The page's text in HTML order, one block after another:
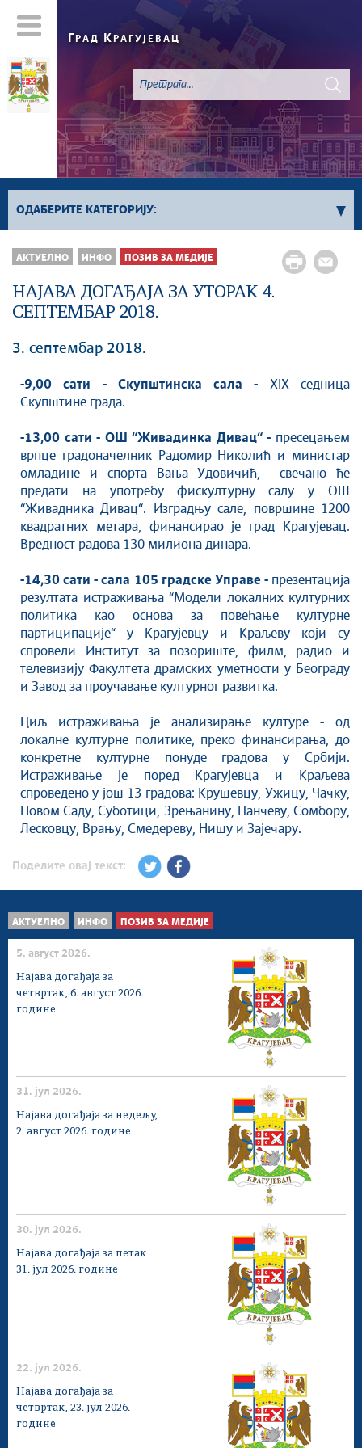
Г РАД К РАГУЈЕВАЦ
ОДАБЕРИТЕ КАТЕГОРИЈУ:
Све вести
Сервисне Информације
Генерално
Односи са јавношћу
Здравство
Социјална заштита
Спорт
Седнице Градског већа
Седнице Скупштине
Туризам
Крагујевац - Град у парку
Екологија
Млади у локалној самоуправи
НВО
Међународна сарадња
Позив за медије
Избори
Октобарске свечаности
Савет за координацију послова безбедности
саобраћаја
Људска и мањинска права
АКТУЕЛНО ИНФО ПОЗИВ ЗА МЕДИЈЕ
НАЈАВА ДОГАЂАЈА ЗА УТОРАК 4.
СЕПТЕМБАР 2018.
3. септембар 2018.
-9,00 сати - Скупштинска сала - XIX седница
Скупштине града.
-13,00 сати - ОШ “Живадинка Дивац“ - пресецањем
врпце градоначелник Радомир Николић и министар
омладине и спорта Вања Удовичић, свечано ће
предати на употребу фискултурну салу у ОШ
“Живадника Дивац“. Изградњу сале, површине 1200
квадратних метара, финансирао је град Крагујевац.
Вредност радова 130 милиона динара.
-14,30 сати - сала 105 градске Управе - презентација
резултата истраживања “Модели локалних културних
политика као основа за повећање културне
партиципације“ у Крагујевцу и Краљеву који су
спровели Институт за позориште, филм, радио и
телевизију Факултета драмских уметности у Београду
и Завод за проучавање културног развитка.
Циљ истраживања је анализирање културе - од
локалне културне политике, преко финансирања, до
конкретне културне понуде градова у Србији.
Истраживање је поред Крагујевца и Краљева
спроведено у још 13 градова: Крушевцу, Ужицу, Чачку,
Новом Саду, Суботици, Зрењанину, Панчеву, Сомбору,
Лесковцу, Врању, Смедереву, Нишу и Зајечару.
Поделите овај текст:
АКТУЕЛНО ИНФО ПОЗИВ ЗА МЕДИЈЕ
5. август 2026.
Најава догађаја за
четвртак, 6. август 2026.
године
31. јул 2026.
Најава догађаја за недељу,
2. август 2026. године
30. јул 2026.
Најава догађаја за петак
31. јул 2026. године
22. јул 2026.
Најава догађаја за
четвртак, 23. јул 2026.
године